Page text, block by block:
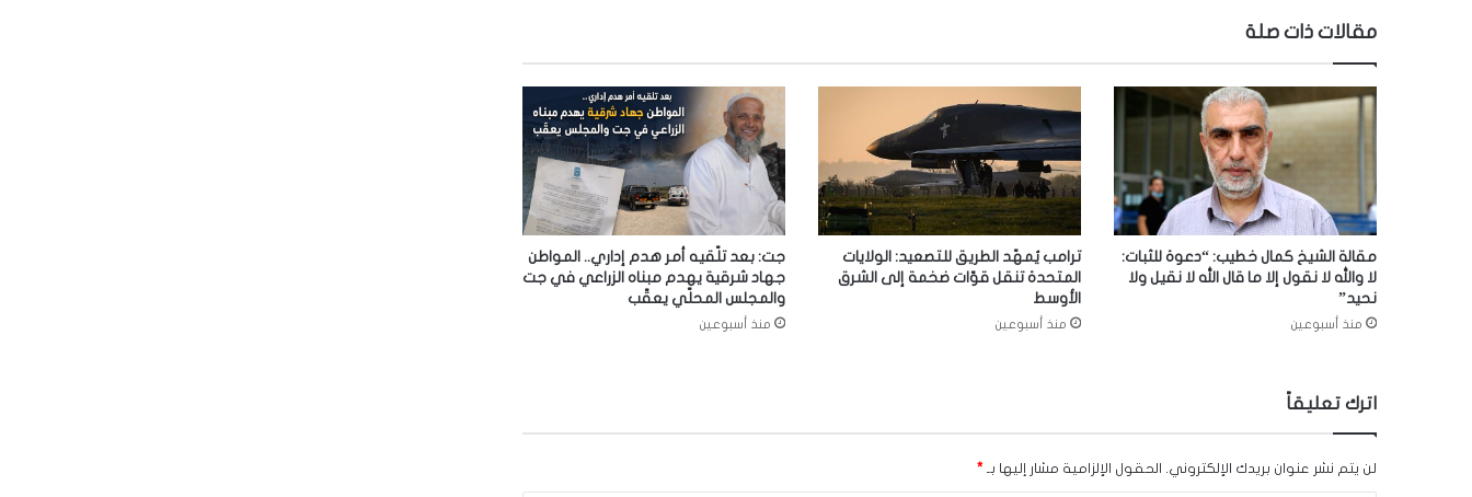
مقالات ذات صلة
مقالة الشيخ كمال خطيب: “دعوة للثبات:
لا والله لا نقول إلا ما قال الله لا نقيل ولا
نحيد”
منذ أسبوعين
ترامب يُمهّد الطريق للتصعيد: الولايات
المتحدة تنقل قوّات ضخمة إلى الشرق
الأوسط
منذ أسبوعين
جت: بعد تلّقيه أمر هدم إداري.. المواطن
جهاد شرقية يهدم مبناه الزراعي في جت
والمجلس المحلّي يعقّب
منذ أسبوعين
اترك تعليقاً
لن يتم نشر عنوان بريدك الإلكتروني. الحقول الإلزامية مشار إليها بـ *